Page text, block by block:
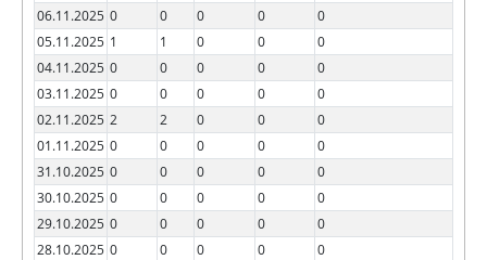
06.11.2025 0 0 0 0
0
05.11.2025 1 1 0 0
0
04.11.2025 0 0 0 0
0
03.11.2025 0 0 0 0
0
02.11.2025 2 2 0 0
0
01.11.2025 0 0 0 0
0
31.10.2025 0 0 0 0
0
30.10.2025 0 0 0 0
0
29.10.2025 0 0 0 0
0
28.10.2025 0 0 0 0
0